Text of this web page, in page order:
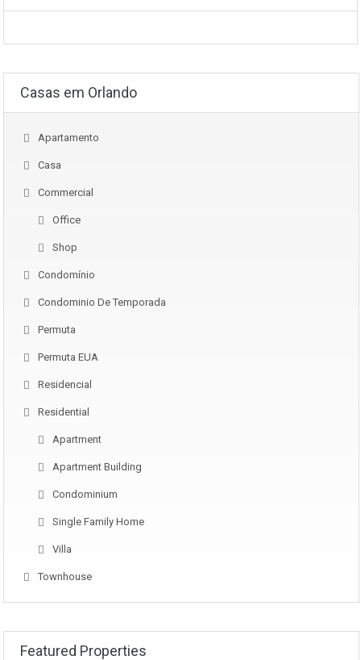
Casas em Orlando
Apartamento
Casa
Commercial
Office
Shop
Condomínio
Condominio De Temporada
Permuta
Permuta EUA
Residencial
Residential
Apartment
Apartment Building
Condominium
Single Family Home
Villa
Townhouse
Featured Properties